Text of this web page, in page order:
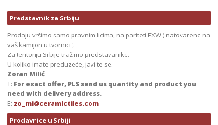
Predstavnik za Srbiju
Prodaju vršimo samo pravnim licima, na pariteti EXW ( natovareno na
vaš kamijon u tvornici ).
Za teritoriju Srbije tražimo predstavanike.
U koliko imate preduzeće, javi te se.
Zoran Milić
T: For exact offer, PLS send us quantity and product you
need with delivery address.
E: zo_mi@ceramictiles.com
Prodavnice u Srbiji